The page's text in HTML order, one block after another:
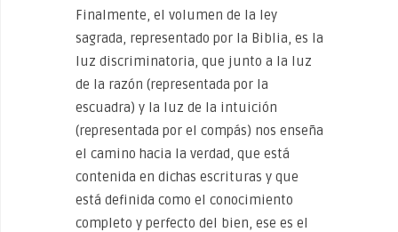
Finalmente, el volumen de la ley
sagrada, representado por la Biblia, es la
luz discriminatoria, que junto a la luz
de la razón (representada por la
escuadra) y la luz de la intuición
(representada por el compás) nos enseña
el camino hacia la verdad, que está
contenida en dichas escrituras y que
está definida como el conocimiento
completo y perfecto del bien, ese es el